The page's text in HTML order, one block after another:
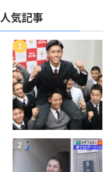
人気記事